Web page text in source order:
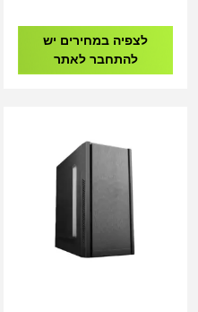
500GB NVME
לצפיה במחירים יש
להתחבר לאתר